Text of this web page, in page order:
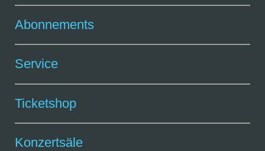
Abonnements
Service
Ticketshop
Konzertsäle